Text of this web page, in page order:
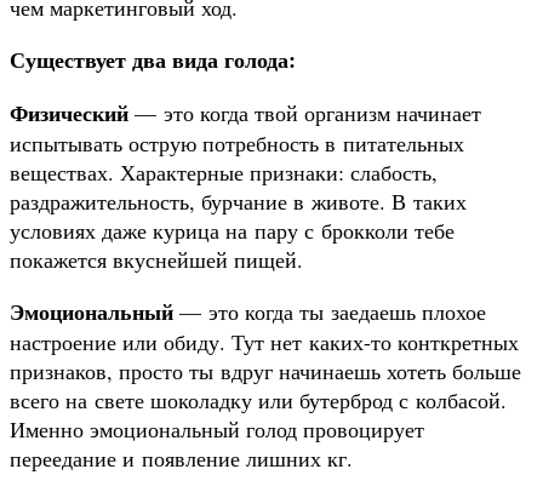
чем маркетинговый ход.
Существует два вида голода:
Физический — это когда твой организм начинает
испытывать острую потребность в питательных
веществах. Характерные признаки: слабость,
раздражительность, бурчание в животе. В таких
условиях даже курица на пару с брокколи тебе
покажется вкуснейшей пищей.
Эмоциональный — это когда ты заедаешь плохое
настроение или обиду. Тут нет каких-то конткретных
признаков, просто ты вдруг начинаешь хотеть больше
всего на свете шоколадку или бутерброд с колбасой.
Именно эмоциональный голод провоцирует
переедание и появление лишних кг.